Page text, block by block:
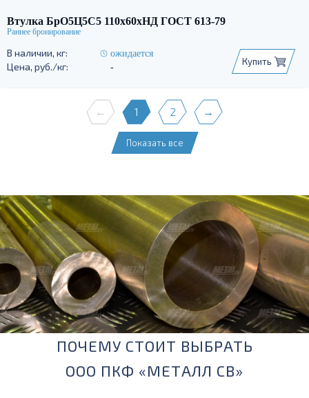
Втулка БрО5Ц5С5 110х60хНД ГОСТ 613-79
ожидается
-
Купить
← 1 2 →
Показать все
ПОЧЕМУ СТОИТ ВЫБРАТЬ
ООО ПКФ «МЕТАЛЛ СВ»